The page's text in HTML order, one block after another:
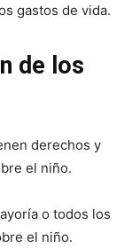
gastos de vida.
de los
derechos y
el niño.
o todos los
el niño.